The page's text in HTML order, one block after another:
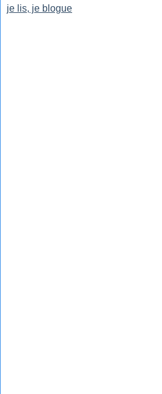
je lis, je blogue